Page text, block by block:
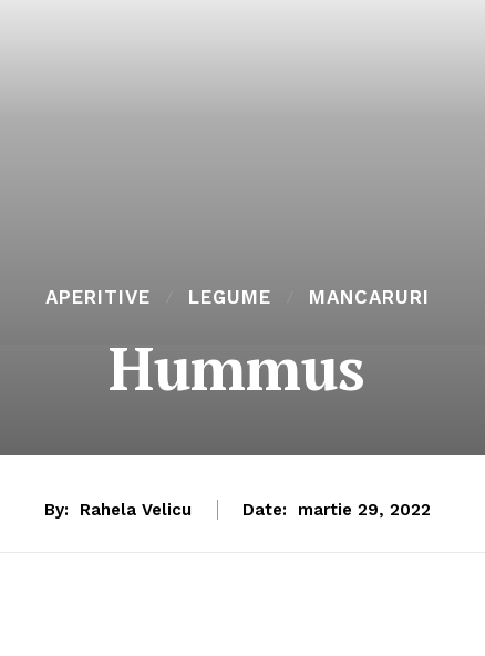
APERITIVE LEGUME MANCARURI
Hummus
By: Rahela Velicu Date: martie 29, 2022